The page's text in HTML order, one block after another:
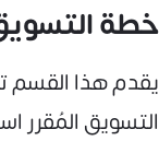
خطة
يقدم هذا القسم
التسويق المُقرر